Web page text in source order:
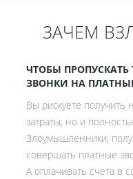
ЗАЧЕМ
ЧТОБЫ
ЗВОНКИ НА
Вы рискуете
затраты, но и
Злоумышленники,
совершать платные
А оплачивать счета в